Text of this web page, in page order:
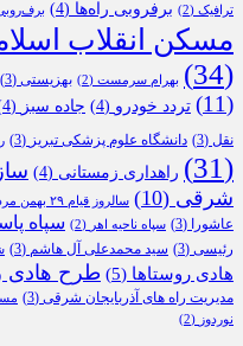
ترافیک (2) برفروبی راه‌ها (4)
مسکن انقلاب
(34)
بهرام سرمست (2) بهزیستی (3)
(11)
تردد خودرو (4) جاده سبز (4)
نقل (3) دانشگاه علوم پزشکی تبریز (3)
(31)
راهداری زمستانی (4)
شرقی (10) سالروز قیام ۲۹ بهمن مردم تبریز
عاشورا (3) سپاه ناحیه اهر (2) سپاه
رئیسی (3) سید محمدعلی آل هاشم (3)
هادی روستاها (5) طرح هادی
مدیریت راه های آذربایجان شرقی (3)
نوردوز (2)